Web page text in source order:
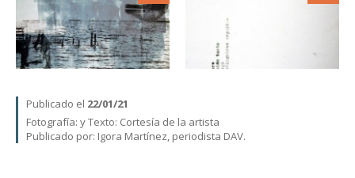
Publicado el 22/01/21
Fotografía: y Texto: Cortesía de la artista
Publicado por: Igora Martínez, periodista DAV.